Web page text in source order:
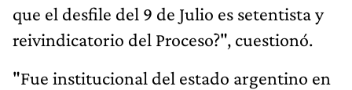
que el desfile del 9 de Julio es setentista y
reivindicatorio del Proceso?", cuestionó.
"Fue institucional del estado argentino en